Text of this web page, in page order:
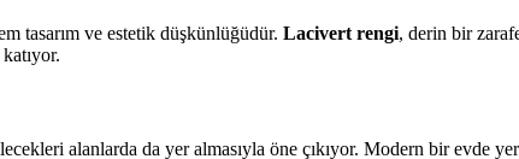
tasarım ve estetik düşkünlüğüdür. Lacivert rengi, derin bir
alanlarda da yer almasıyla öne çıkıyor. Modern bir evde